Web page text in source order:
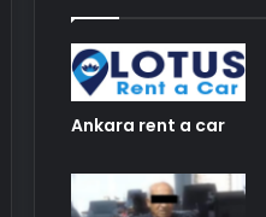
Ankara rent a car